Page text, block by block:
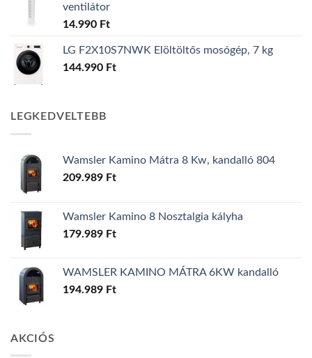
ventilátor
14.990 Ft
LG F2X10S7NWK Elöltöltős mosógép, 7 kg
144.990 Ft
LEGKEDVELTEBB
Wamsler Kamino Mátra 8 Kw, kandalló 804
209.989 Ft
Wamsler Kamino 8 Nosztalgia kályha
179.989 Ft
WAMSLER KAMINO MÁTRA 6KW kandalló
194.989 Ft
AKCIÓS